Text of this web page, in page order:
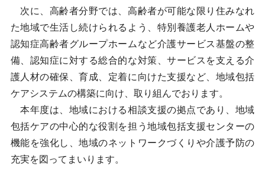
次に、高齢者分野では、高齢者が可能な限り住みなれ
た地域で生活し続けられるよう、特別養護老人ホームや
認知症高齢者グループホームなど介護サービス基盤の整
備、認知症に対する総合的な対策、サービスを支える介
護人材の確保、育成、定着に向けた支援など、地域包括
ケアシステムの構築に向け、取り組んでおります。
本年度は、地域における相談支援の拠点であり、地域
包括ケアの中心的な役割を担う地域包括支援センターの
機能を強化し、地域のネットワークづくりや介護予防の
充実を図ってまいります。